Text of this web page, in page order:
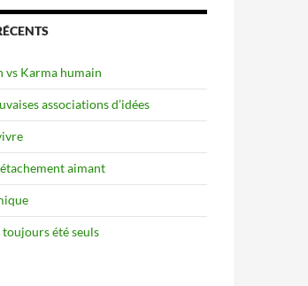
vs Karma humain
associations d’idées
aimant
toujours été seuls